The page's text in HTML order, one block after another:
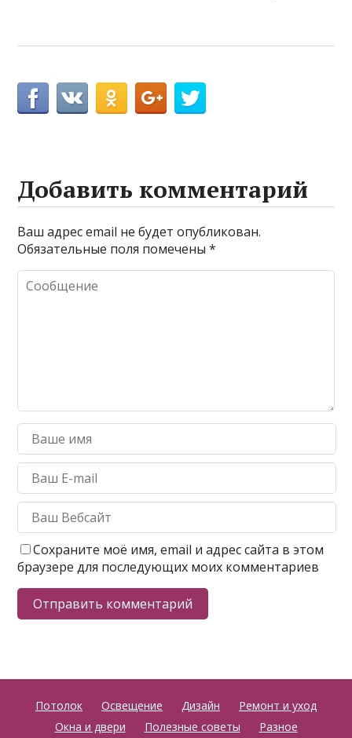
Добавить комментарий
Ваш адрес email не будет опубликован.
Обязательные поля помечены*
Сохраните моё имя, email и адрес сайта в этом
браузере для последующих моих комментариев
Потолок Освещение Дизайн
Ремонт и уход
Окна и двери
Полезные советы Разное